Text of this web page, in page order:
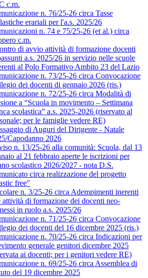
c.m.
n. 76/25-26 circa Tasse
erariali per l'a.s. 2025/26
n. 74 e 75/25-26 (et al.) circa
c.m.
di avvio attività di formazione docenti
a.s. 2025/26 in servizio nelle scuole
al Polo Formativo Ambito 23 del Lazio
n. 73/25-26 circa Convocazione
dei docenti di gennaio 2026 (ris.)
n. 72/25-26 circa Modalità di
a “Scuola in movimento – Settimana
scolastica” a.s. 2025-2026 (riservato al
per le famiglie vedere RE)
di Auguri del Dirigente - Natale
Capodanno 2026
n. 13/25-26 alla comunità: Scuola, dal 13
al 21 febbraio aperte le iscrizioni per
scolastico 2026/2027 - nota D.S.
circa realizzazione del progetto
free"
n. 3/25-26 circa Adempimenti inerenti
attività di formazione dei docenti neo-
in ruolo a.s. 2025/26
n. 71/25-26 circa Convocazione
dei docenti del 16 dicembre 2025 (ris.)
n. 70/25-26 circa Indicazioni per
generale genitori dicembre 2025
ai docenti; per i genitori vedere RE)
n. 69/25-26 circa Assemblea di
del 19 dicembre 2025